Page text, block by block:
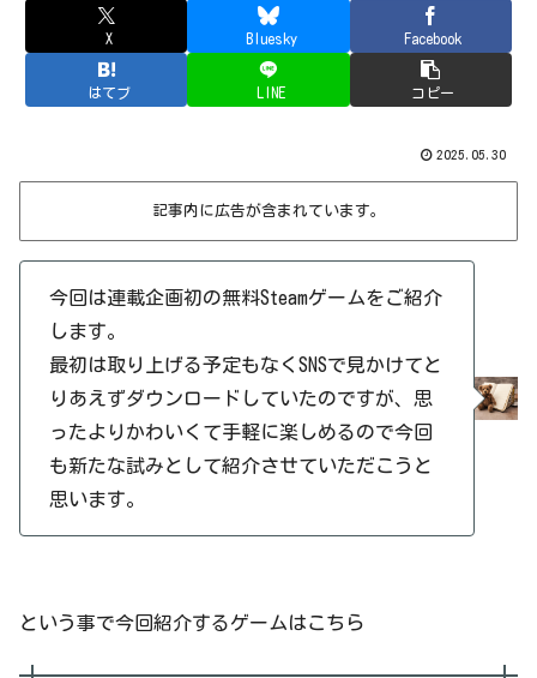
X Bluesky Facebook
はてブ LINE コピー
2025.05.30
記事内に広告が含まれています。
今回は連載企画初の無料Steamゲームをご紹介
します。
最初は取り上げる予定もなくSNSで見かけてと
りあえずダウンロードしていたのですが、思
ったよりかわいくて手軽に楽しめるので今回
も新たな試みとして紹介させていただこうと
思います。
という事で今回紹介するゲームはこちら